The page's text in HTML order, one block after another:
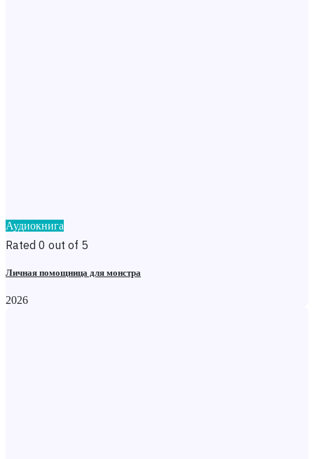
Аудиокнига
Rated 0 out of 5
Личная помощница для монстра
2026